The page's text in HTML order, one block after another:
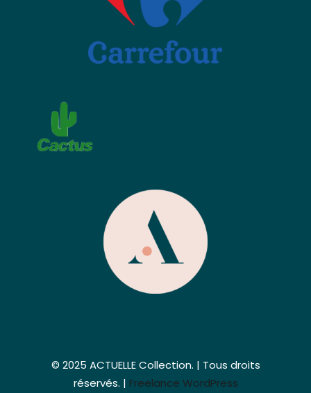
© 2025 ACTUELLE Collection. | Tous droits
réservés. | Freelance WordPress